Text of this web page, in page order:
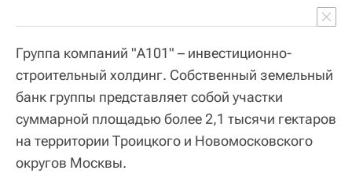
Группа компаний "А101" – инвестиционно-
строительный холдинг. Собственный земельный
банк группы представляет собой участки
суммарной площадью более 2,1 тысячи гектаров
на территории Троицкого и Новомосковского
округов Москвы.